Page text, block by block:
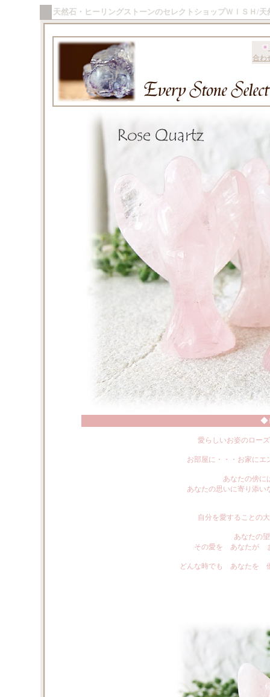
天然石・ヒーリングストーンのセレクトショップＷＩＳＨ/
合わ
◆
愛らしいお姿のロー
お部屋に・・・お家に
あなたの傍
あなたの思いに寄り添
自分を愛することの
あなたの
その愛を あなたが
どんな時でも あなたを